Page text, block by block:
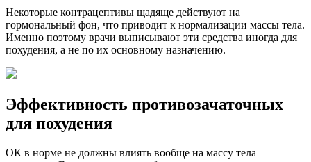
Некоторые контрацептивы щадяще действуют на
гормональный фон, что приводит к нормализации массы тела.
Именно поэтому врачи выписывают эти средства иногда для
похудения, а не по их основному назначению.
Эффективность противозачаточных
для похудения
ОК в норме не должны влиять вообще на массу тела